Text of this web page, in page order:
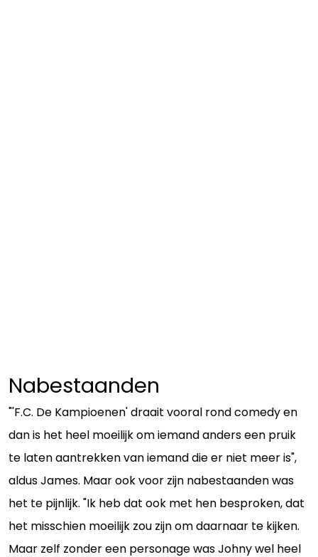
Nabestaanden
"'F.C. De Kampioenen' draait vooral rond comedy en
dan is het heel moeilijk om iemand anders een pruik
te laten aantrekken van iemand die er niet meer is",
aldus James. Maar ook voor zijn nabestaanden was
het te pijnlijk. "Ik heb dat ook met hen besproken, dat
het misschien moeilijk zou zijn om daarnaar te kijken.
Maar zelf zonder een personage was Johny wel heel